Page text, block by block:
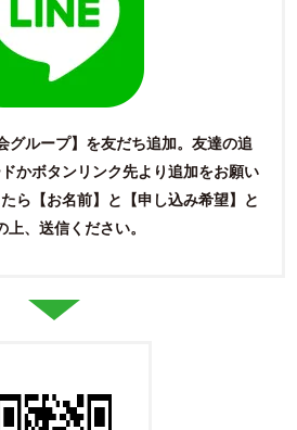
グループ】を友だち追加。友達の追
かボタンリンク先より追加をお願い
ら【お名前】と【申し込み希望】と
上、送信ください。